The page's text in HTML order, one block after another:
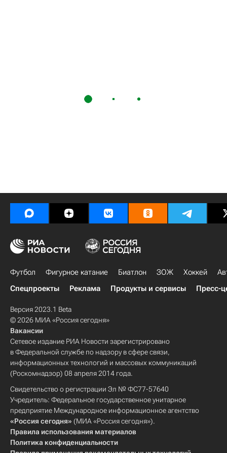
Футбол Фигурное катание Биатлон ЗОЖ Хоккей
Спецпроекты
Реклама Продукты и сервисы Пресс-
Версия 2023.1 Beta
© 2026 МИА «Россия сегодня»
Вакансии
Сетевое издание РИА Новости зарегистрировано
в Федеральной службе по надзору в сфере связи,
информационных технологий и массовых коммуникаций
(Роскомнадзор) 08 апреля 2014 года.
Свидетельство о регистрации Эл № ФС77-57640
Учредитель: Федеральное государственное унитарное
предприятие Международное информационное агентство
«Россия сегодня» (МИА «Россия сегодня»).
Правила использования материалов
Политика конфиденциальности